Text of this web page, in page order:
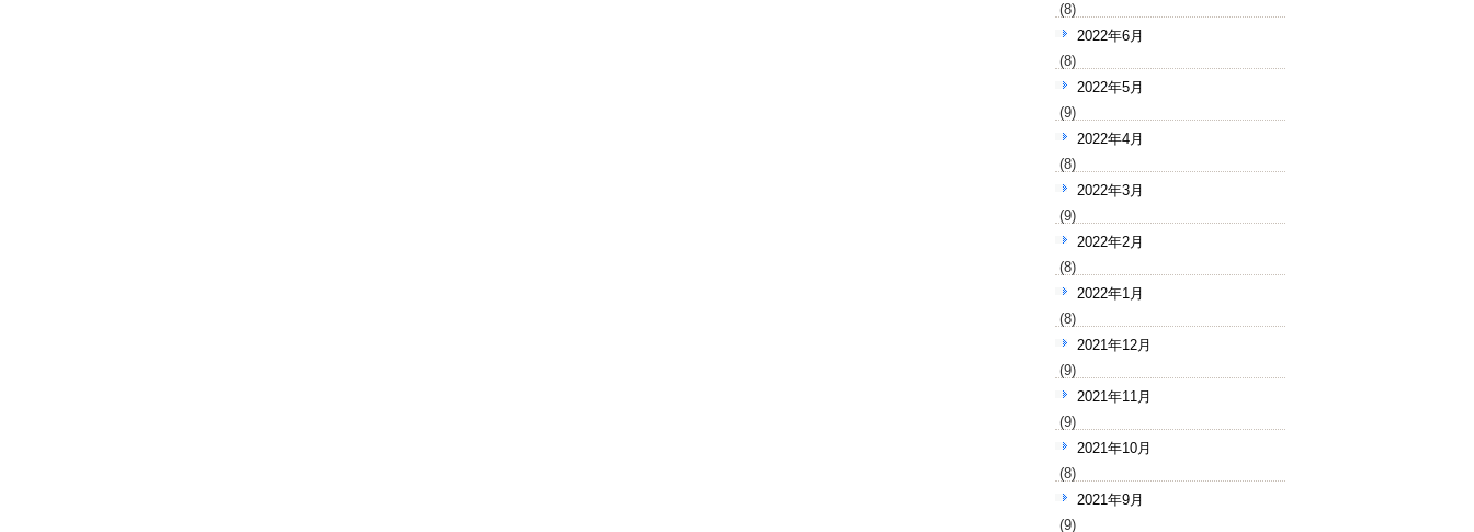
(8)
2022年6月
(8)
2022年5月
(9)
2022年4月
(8)
2022年3月
(9)
2022年2月
(8)
2022年1月
(8)
2021年12月
(9)
2021年11月
(9)
2021年10月
(8)
2021年9月
(9)